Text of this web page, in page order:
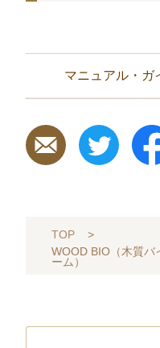
マニュアル・ガ
TOP
>
WOOD BIO（木質バ
ーム）